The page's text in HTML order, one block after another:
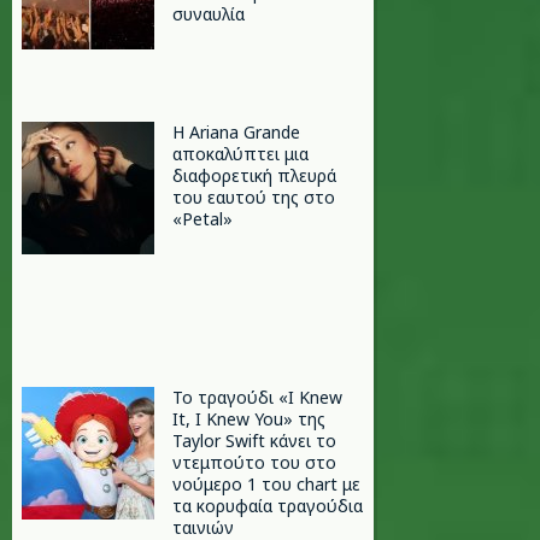
συναυλία
Η Ariana Grande
αποκαλύπτει μια
διαφορετική πλευρά
του εαυτού της στο
«Petal»
Το τραγούδι «I Knew
It, I Knew You» της
Taylor Swift κάνει το
ντεμπούτο του στο
νούμερο 1 του chart με
τα κορυφαία τραγούδια
ταινιών